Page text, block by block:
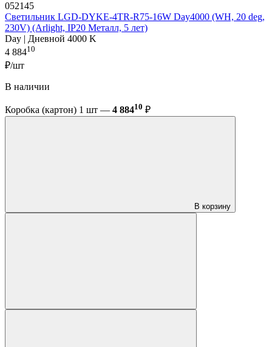
052145
Светильник LGD-DYKE-4TR-R75-16W Day4000 (WH, 20 deg,
230V) (Arlight, IP20 Металл, 5 лет)
Day | Дневной 4000 K
4 88410
₽/шт
В наличии
Коробка (картон) 1 шт — 4 88410 ₽
В корзину